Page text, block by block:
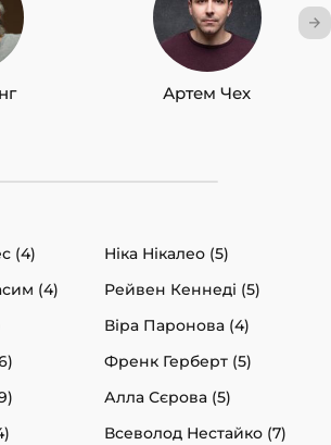
Артем Чех
(4)
Ніка Нікалео (5)
(4)
Рейвен Кеннеді (5)
Віра Паронова (4)
Френк Герберт (5)
Алла Сєрова (5)
Всеволод Нестайко (7)